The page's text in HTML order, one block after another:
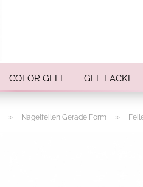
COLOR GELE GEL LACKE
» Nagelfeilen Gerade Form »